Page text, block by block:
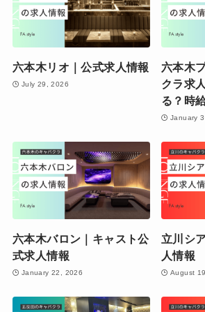
六本木リオ｜公式求人情報
July 29, 2026
六本木
クラ求
る？時
January
六本木バロン｜キャスト公
式求人情報
January 22, 2026
立川シ
人情報
August